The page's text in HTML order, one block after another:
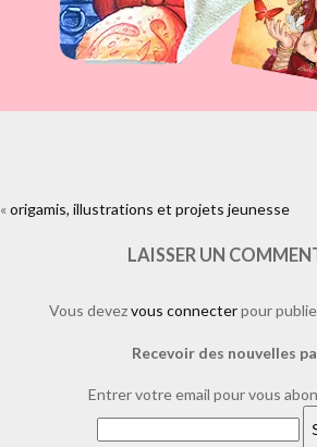
https://www.facebook.com/
«origamis, illustrations et projets jeunesse
LAISSER UN
Vous devezvous connecterpour
Recevoir des nouvelles
Entrer votre email pour vous